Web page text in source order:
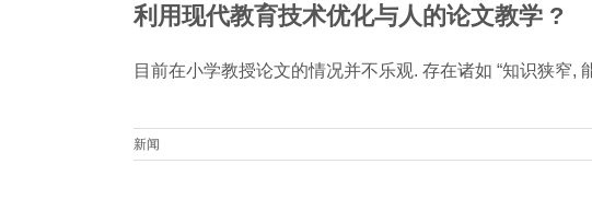
利用现代教育技术优化与人的论文教学 ?
目前在小学教授论文的情况并不乐观. 存在诸如 “知识狭窄,
新闻